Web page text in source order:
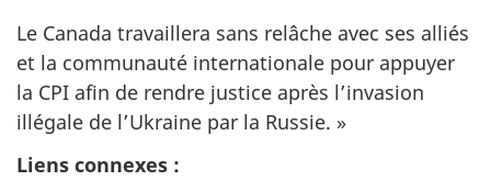
Le Canada travaillera sans relâche avec ses alliés
et la communauté internationale pour appuyer
la CPI afin de rendre justice après l’invasion
illégale de l’Ukraine par la Russie. »
Liens connexes :